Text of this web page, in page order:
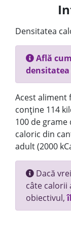
Densitatea
Află
Acest aliment
conține 114
100 de
caloric din
adult (2000
Dacă
câte calorii
obiectivul,